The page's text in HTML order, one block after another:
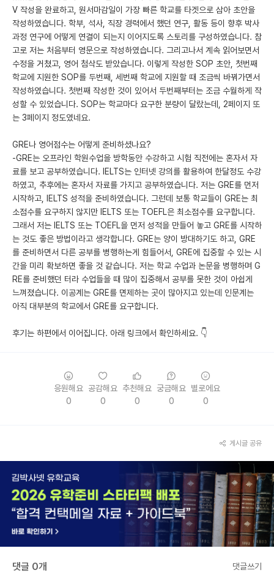
V 작성을 완료하고, 원서마감일이 가장 빠른 학교를 타겟으로 삼아 초안을
작성하였습니다. 학부, 석사, 직장 경력에서 했던 연구, 활동 등이 향후 박사
과정 연구에 어떻게 연결이 되는지 이어지도록 스토리를 구성하였습니다. 참
고로 저는 처음부터 영문으로 작성하였습니다. 그리고나서 계속 읽어보면서
수정을 거쳤고, 영어 첨삭도 받았습니다. 이렇게 작성한 SOP 초안, 첫번째
학교에 지원한 SOP를 두번째, 세번째 학교에 지원할 때 조금씩 바꿔가면서
작성하였습니다. 첫번째 작성한 것이 있어서 두번째부터는 조금 수월하게 작
성할 수 있었습니다. SOP는 학교마다 요구한 분량이 달랐는데, 2페이지 또
는 3페이지 정도였네요.
GRE나 영어점수는 어떻게 준비하셨나요?
-GRE는 오프라인 학원수업을 방학동안 수강하고 시험 직전에는 혼자서 자
료를 보고 공부하였습니다. IELTS는 인터넷 강의를 활용하여 한달정도 수강
하였고, 추후에는 혼자서 자료를 가지고 공부하였습니다. 저는 GRE를 먼저
시작하고, IELTS 성적을 준비하였습니다. 그런데 보통 학교들이 GRE는 최
소점수를 요구하지 않지만 IELTS 또는 TOEFL은 최소점수를 요구합니다.
그래서 저는 IELTS 또는 TOEFL을 먼저 성적을 만들어 놓고 GRE를 시작하
는 것도 좋은 방법이라고 생각합니다. GRE는 양이 방대하기도 하고, GRE
를 준비하면서 다른 공부를 병행하는게 힘들어서, GRE에 집중할 수 있는 시
간을 미리 확보하면 좋을 것 같습니다. 저는 학교 수업과 논문을 병행하며 G
RE를 준비했던 터라 수업들을 때 많이 집중해서 공부를 못한 것이 아쉽게
느껴졌습니다. 이공계는 GRE를 면제하는 곳이 많아지고 있는데 인문계는
아직 대부분의 학교에서 GRE를 요구합니다.
후기는 하편에서 이어집니다. 아래 링크에서 확인하세요. 👇
응원해요
0
공감해요
0
추천해요
0
궁금해요
0
별로에요
0
게시글 공유
댓글 0개 댓글쓰기